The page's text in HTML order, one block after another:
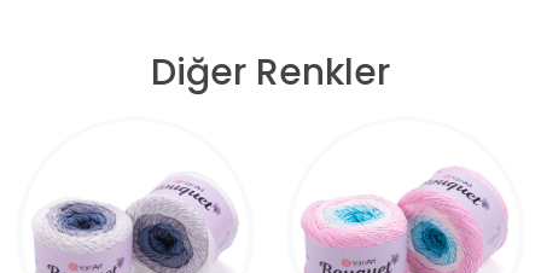
Diğer Renkler